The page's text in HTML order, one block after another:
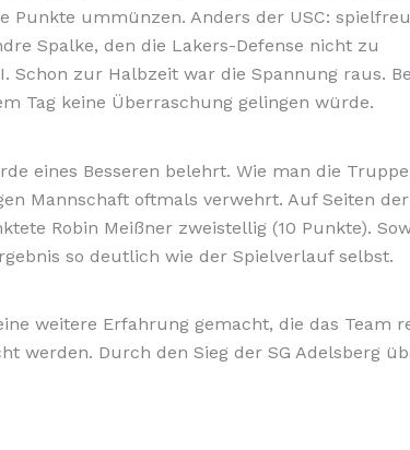
Punkte ummünzen. Anders der USC:
Spalke, den die Lakers-Defense nicht zu
Schon zur Halbzeit war die Spannung raus.
Tag keine Überraschung gelingen würde.
eines Besseren belehrt. Wie man die
Mannschaft oftmals verwehrt. Auf Seiten
Robin Meißner zweistellig (10 Punkte).
so deutlich wie der Spielverlauf selbst.
weitere Erfahrung gemacht, die das Team
werden. Durch den Sieg der SG Adelsberg